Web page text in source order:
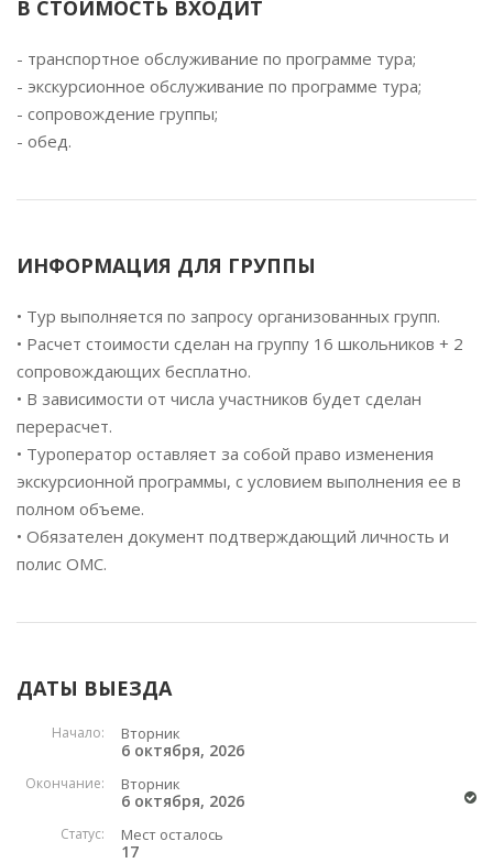
В СТОИМОСТЬ ВХОДИТ
- транспортное обслуживание по программе тура;
- экскурсионное обслуживание по программе тура;
- сопровождение группы;
- обед.
ИНФОРМАЦИЯ ДЛЯ ГРУППЫ
• Тур выполняется по запросу организованных групп.
• Расчет стоимости сделан на группу 16 школьников + 2
сопровождающих бесплатно.
• В зависимости от числа участников будет сделан
перерасчет.
• Туроператор оставляет за собой право изменения
экскурсионной программы, с условием выполнения ее в
полном объеме.
• Обязателен документ подтверждающий личность и
полис ОМС.
ДАТЫ ВЫЕЗДА
Начало: Вторник
6 октября, 2026
Окончание: Вторник
6 октября, 2026
Статус: Мест осталось
17